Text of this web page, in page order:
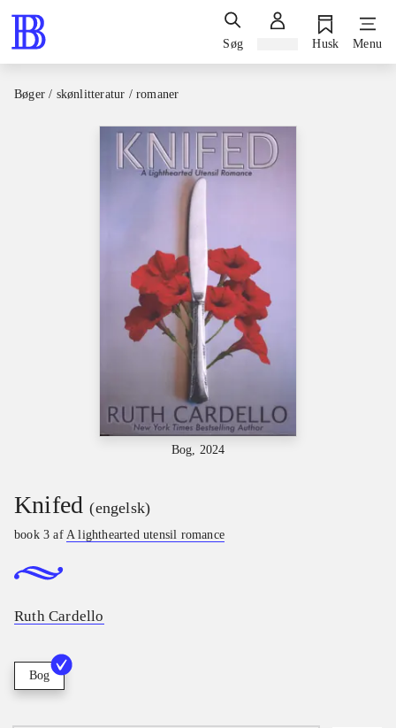
Søg Husk Menu
Bøger / skønlitteratur / romaner
Bog, 2024
Knifed (engelsk)
book 3 af A lighthearted utensil romance
Ruth Cardello
Bog